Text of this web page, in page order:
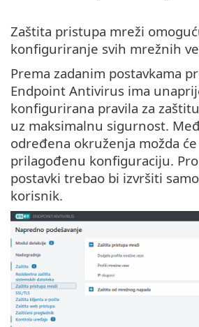
Zaštita pristupa mreži
konfiguriranje svih mrežnih
Prema zadanim postavkama
Endpoint Antivirus ima
konfigurirana pravila za
uz maksimalnu sigurnost.
određena okruženja možda
prilagođenu konfiguraciju.
postavki trebao bi izvršiti
korisnik.